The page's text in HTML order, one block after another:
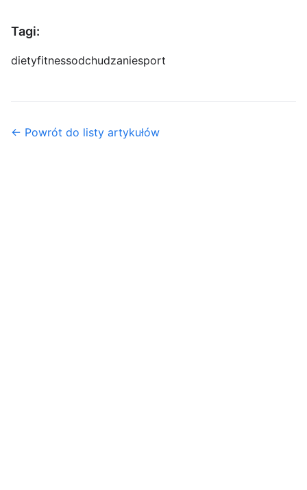
Tagi:
dietyfitnessodchudzaniesport
← Powrót do listy artykułów